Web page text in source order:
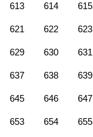
613 614 615
621 622 623
629 630 631
637 638 639
645 646 647
653 654 655